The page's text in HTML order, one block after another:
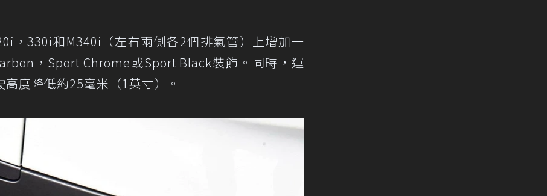
，330i和M340i（左右兩側各2個排氣管）上增加一
，Sport Chrome或Sport Black裝飾。同時，運
度降低約25毫米（1英寸）。